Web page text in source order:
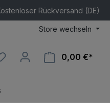
Rückversand (DE)
Store wechseln
0,00 €*